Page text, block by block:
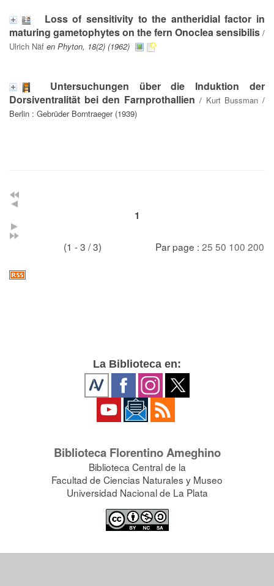
Loss of sensitivity to the antheridial factor in
maturing gametophytes on the fern Onoclea sensibilis /
Ulrich Näf en Phyton, 18(2) (1962)
Untersuchungen über die Induktion der
Dorsiventralität bei den Farnprothallien / Kurt Bussman /
Berlin : Gebrüder Borntraeger (1939)
1
(1 - 3 / 3) Par page : 25 50 100 200
La Biblioteca en:
Biblioteca Florentino Ameghino
Biblioteca Central de la
Facultad de Ciencias Naturales y Museo
Universidad Nacional de La Plata